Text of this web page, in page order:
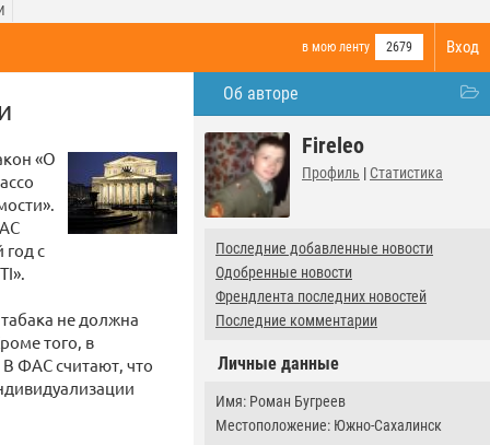
Вход
в мою ленту 2679
Об авторе
Fireleo
Профиль | Статистика
Последние добавленные новости
Одобренные новости
Френдлента последних новостей
Последние комментарии
Личные данные
Имя: Роман Бугреев
Местоположение: Южно-Сахалинск
«О
с
не должна
того, в
ФАС считают, что